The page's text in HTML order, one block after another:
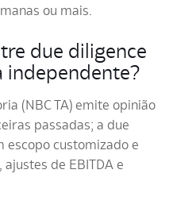
ou mais.
due diligence
independente?
(NBC TA) emite opinião
passadas; a due
escopo customizado e
de EBITDA e